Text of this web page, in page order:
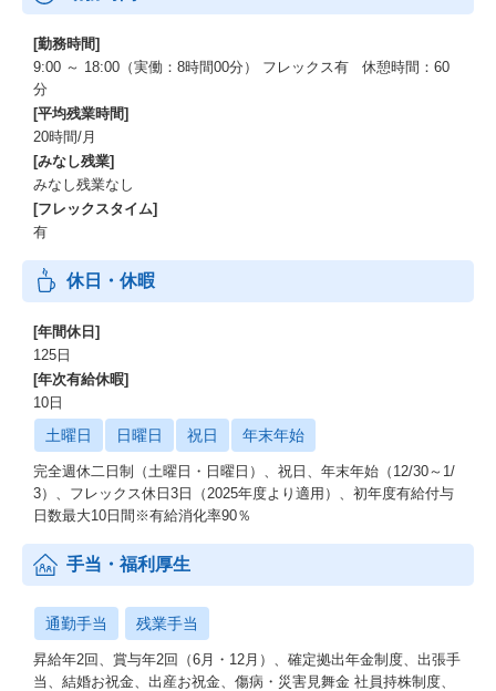
システムソリューション事業部のデリバリ部門は年平均19時間程
度に抑制されておりますが、上司と共有する勤怠管理・仕事可視
化のツールを使用して、チームで労働マネジメントを行います。
これにより、単に抑制するだけでない、メリハリのついたエンジ
ニアファーストの労マネを実現しております。
【リモートワーク・オフィスワーク】
同社はアフターコロナ含めてリモートワークを「推奨」しており
ます。
プロジェクトによってリモートワークの比率は変わるものの、週3
日以上在宅勤務を実施している社員は8割程度で、リモートワーク
に対する会社の理解、1日当たり250円の在宅勤務手当、各種機器
の貸与など充実した支援制度があります。
一方、人によってオフィスで働きたい方も一定数おり、その方は
フリーアドレスの快適なカフェのような環境でワークしておりま
す。
【有給休暇】
同社はセルフマネジメントで取得が取り易い風土で、ここ３年程
度の有給休暇取得日数は平均11日です。
【出産・育児】
男女を問わず、育児・出産のための制度支援ならびに文化風土と
して制度利用が活発です。
お子様が1歳になるまで適用可能な育児休業も、保育先が見つから
まで適用可。
そして、育児時短勤務は中途入社したその日から適用可能です。
そして、社員は、こまめに休憩をはさむことにより、育児関係の
用事に対応可能ですので、柔軟に育児と両立ができます。
[勤務時間]
9:00 ～ 18:00（実働：8時間00分） フレックス有 休憩時間：60
分
[平均残業時間]
20時間/月
[みなし残業]
みなし残業なし
[フレックスタイム]
有
休日・休暇
[年間休日]
125日
[年次有給休暇]
10日
土曜日 日曜日 祝日 年末年始
完全週休二日制（土曜日・日曜日）、祝日、年末年始（12/30～1/
3）、フレックス休日3日（2025年度より適用）、初年度有給付与
日数最大10日間※有給消化率90％
手当・福利厚生
通勤手当 残業手当
昇給年2回、賞与年2回（6月・12月）、確定拠出年金制度、出張手
当、結婚お祝金、出産お祝金、傷病・災害見舞金 社員持株制度、